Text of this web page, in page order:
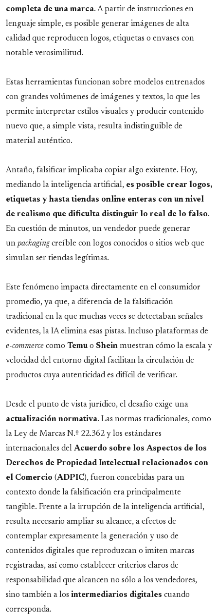
completa de una marca. A partir de instrucciones en
lenguaje simple, es posible generar imágenes de alta
calidad que reproducen logos, etiquetas o envases con
notable verosimilitud.
Estas herramientas funcionan sobre modelos entrenados
con grandes volúmenes de imágenes y textos, lo que les
permite interpretar estilos visuales y producir contenido
nuevo que, a simple vista, resulta indistinguible de
material auténtico.
Antaño, falsificar implicaba copiar algo existente. Hoy,
mediando la inteligencia artificial, es posible crear logos,
etiquetas y hasta tiendas online enteras con un nivel
de realismo que dificulta distinguir lo real de lo falso.
En cuestión de minutos, un vendedor puede generar
un packagingcreíble con logos conocidos o sitios web que
simulan ser tiendas legítimas.
Este fenómeno impacta directamente en el consumidor
promedio, ya que, a diferencia de la falsificación
tradicional en la que muchas veces se detectaban señales
evidentes, la IA elimina esas pistas. Incluso plataformas de
e-commerce como Temu o Shein muestran cómo la escala y
velocidad del entorno digital facilitan la circulación de
productos cuya autenticidad es difícil de verificar.
Desde el punto de vista jurídico, el desafío exige una
actualización normativa. Las normas tradicionales, como
la Ley de Marcas N.º 22.362 y los estándares
internacionales del Acuerdo sobre los Aspectos de los
Derechos de Propiedad Intelectual relacionados con
el Comercio (ADPIC), fueron concebidas para un
contexto donde la falsificación era principalmente
tangible. Frente a la irrupción de la inteligencia artificial,
resulta necesario ampliar su alcance, a efectos de
contemplar expresamente la generación y uso de
contenidos digitales que reproduzcan o imiten marcas
registradas, así como establecer criterios claros de
responsabilidad que alcancen no sólo a los vendedores,
sino también a los intermediarios digitales cuando
corresponda.